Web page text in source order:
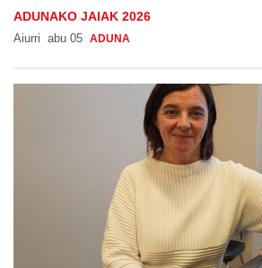
ADUNAKO JAIAK 2026
Aiurri abu 05 ADUNA